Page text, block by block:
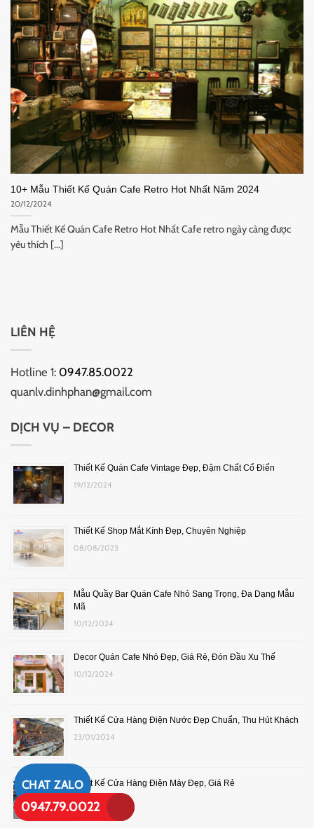
CHAT ZALO
0947.79.0022
10+ Mẫu Thiết Kế Quán Cafe Retro Hot Nhất Năm 2024
20/12/2024
Mẫu Thiết Kế Quán Cafe Retro Hot Nhất Cafe retro ngày càng được
yêu thích [...]
LIÊN HỆ
Hotline 1: 0947.85.0022
quanlv.dinhphan@gmail.com
DỊCH VỤ – DECOR
Thiết Kế Quán Cafe Vintage Đẹp, Đậm Chất Cổ Điển
19/12/2024
Thiết Kế Shop Mắt Kính Đẹp, Chuyên Nghiệp
08/08/2023
Mẫu Quầy Bar Quán Cafe Nhỏ Sang Trọng, Đa Dạng Mẫu
Mã
10/12/2024
Decor Quán Cafe Nhỏ Đẹp, Giá Rẻ, Đón Đầu Xu Thế
10/12/2024
Thiết Kế Cửa Hàng Điện Nước Đẹp Chuẩn, Thu Hút Khách
23/01/2024
Thiết Kế Cửa Hàng Điện Máy Đẹp, Giá Rẻ
17/08/2023